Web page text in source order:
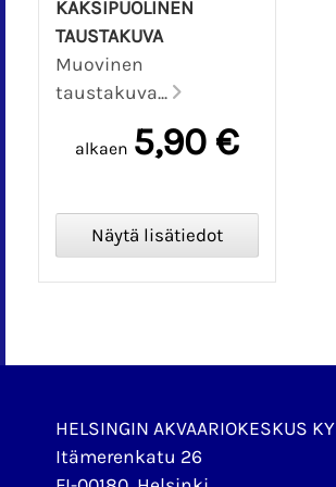
KAKSIPUOLINEN
TAUSTAKUVA
Muovinen
taustakuva...
alkaen 5,90 €
HELSINGIN AKVAARIOKESKUS KY
Itämerenkatu 26